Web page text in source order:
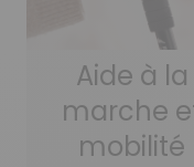
Aide à la
marche
mobilité